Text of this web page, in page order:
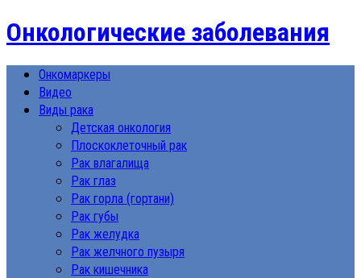
Онкологические заболевания
Онкомаркеры
Видео
Виды рака
Детская онкология
Плоскоклеточный рак
Рак влагалища
Рак глаз
Рак горла (гортани)
Рак губы
Рак желудка
Рак желчного пузыря
Рак кишечника